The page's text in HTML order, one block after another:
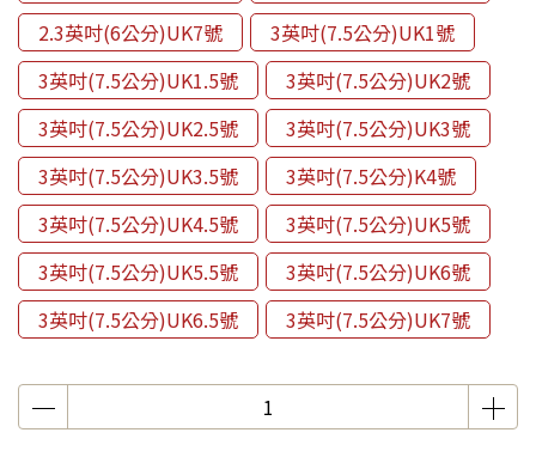
2.3英吋(6公分)UK7號
3英吋(7.5公分)UK1號
3英吋(7.5公分)UK1.5號
3英吋(7.5公分)UK2號
3英吋(7.5公分)UK2.5號
3英吋(7.5公分)UK3號
3英吋(7.5公分)UK3.5號
3英吋(7.5公分)K4號
3英吋(7.5公分)UK4.5號
3英吋(7.5公分)UK5號
3英吋(7.5公分)UK5.5號
3英吋(7.5公分)UK6號
3英吋(7.5公分)UK6.5號
3英吋(7.5公分)UK7號